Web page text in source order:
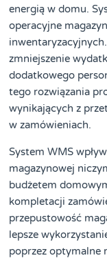
energią w domu.
operacyjne
zmniejszenie
dodatkowego
tego rozwiązania
wynikających z
w zamówieniach.
System WMS
magazynowej
budżetem
kompletacji
przepustowość
lepsze
poprzez optymalne